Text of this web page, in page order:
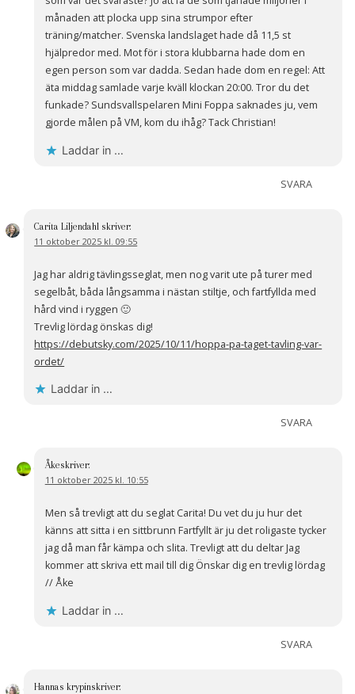
månaden att plocka upp sina strumpor efter
träning/matcher. Svenska landslaget hade då 11,5 st
hjälpredor med. Mot för i stora klubbarna hade dom en
egen person som var dadda. Sedan hade dom en regel: Att
äta middag samlade varje kväll klockan 20:00. Tror du det
funkade? Sundsvallspelaren Mini Foppa saknades ju, vem
gjorde målen på VM, kom du ihåg? Tack Christian!
Laddar in …
SVARA
Carita Liljendahl skriver:
11 oktober 2025 kl. 09:55
Jag har aldrig tävlingsseglat, men nog varit ute på turer med
segelbåt, båda långsamma i nästan stiltje, och fartfyllda med
hård vind i ryggen 🙂
Trevlig lördag önskas dig!
https://debutsky.com/2025/10/11/hoppa-pa-taget-tavling-var-
ordet/
Laddar in …
SVARA
Åkeskriver:
11 oktober 2025 kl. 10:55
Men så trevligt att du seglat Carita! Du vet du ju hur det
känns att sitta i en sittbrunn Fartfyllt är ju det roligaste tycker
jag då man får kämpa och slita. Trevligt att du deltar Jag
kommer att skriva ett mail till dig Önskar dig en trevlig lördag
// Åke
Laddar in …
SVARA
Hannas krypinskriver: